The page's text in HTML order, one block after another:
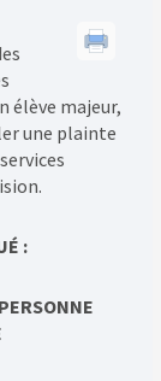
élève majeur,
une plainte
: